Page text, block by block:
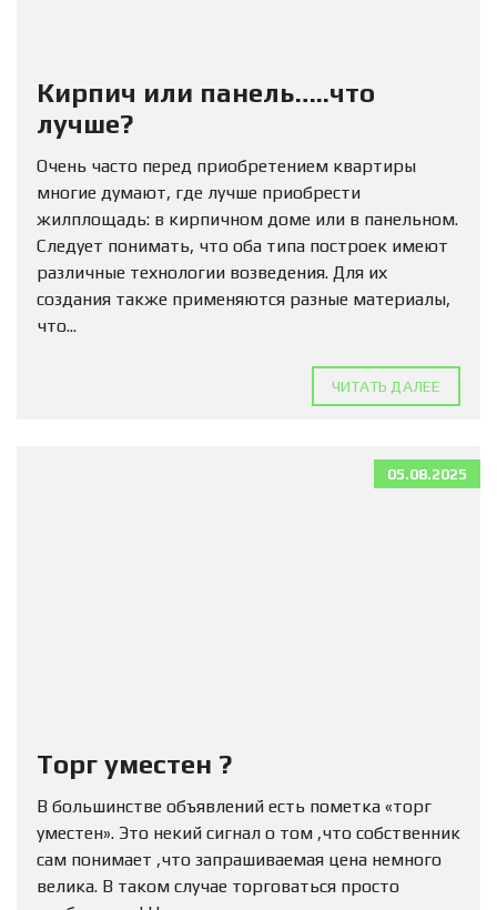
Кирпич или панель…..что
лучше?
Очень часто перед приобретением квартиры
многие думают, где лучше приобрести
жилплощадь: в кирпичном доме или в панельном.
Следует понимать, что оба типа построек имеют
различные технологии возведения. Для их
создания также применяются разные материалы,
что...
ЧИТАТЬ ДАЛЕЕ
05.08.2025
Торг уместен ?
В большинстве объявлений есть пометка «торг
уместен». Это некий сигнал о том ,что собственник
сам понимает ,что запрашиваемая цена немного
велика. В таком случае торговаться просто